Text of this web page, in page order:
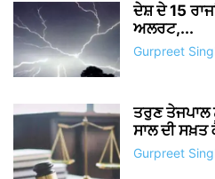
ਦੇਸ਼ ਦੇ 15
ਅਲਰਟ,...
Gurpreet
ਤਰੁਣ ਤੇਜਪਾਲ
ਸਾਲ ਦੀ ਸਖ਼ਤ
Gurpreet